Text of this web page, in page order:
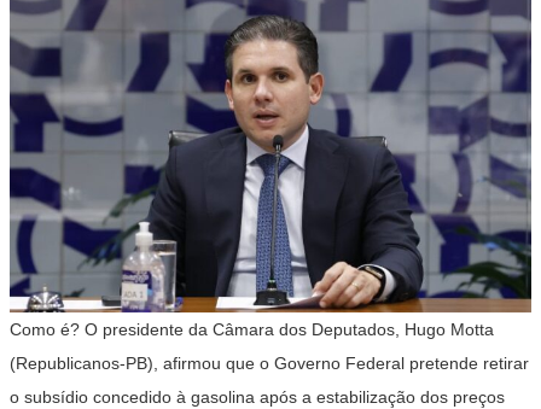
Como é? O presidente da Câmara dos Deputados, Hugo Motta
(Republicanos-PB), afirmou que o Governo Federal pretende retirar
o subsídio concedido à gasolina após a estabilização dos preços